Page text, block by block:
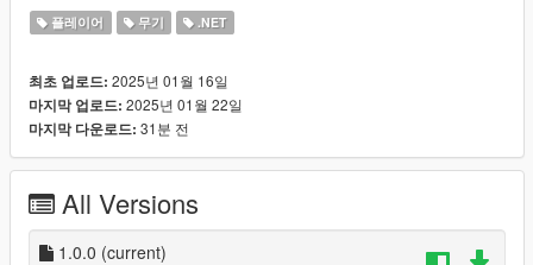
Weapons [.NET]", I just wanted an editable keybind.
플레이어 무기 .NET
최초 업로드: 2025년 01월 16일
마지막 업로드: 2025년 01월 22일
마지막 다운로드: 31분 전
All Versions
1.0.0 (current)